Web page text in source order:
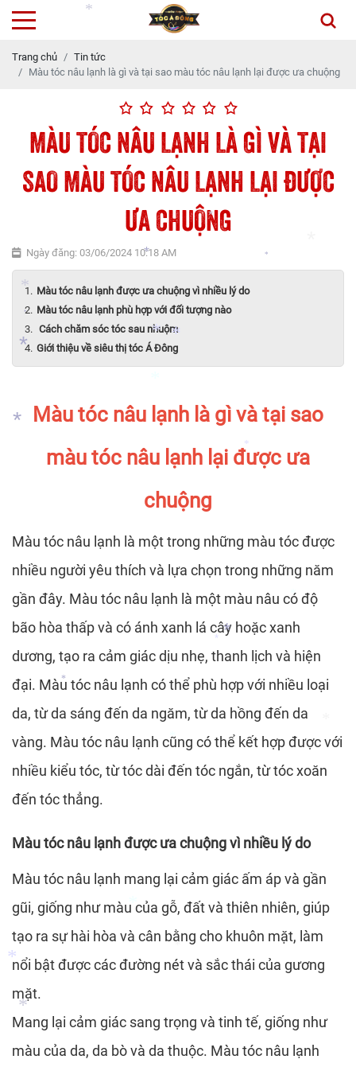
*
*
*
*
*
*
*
*
Trang chủ
Tin tức
Màu tóc nâu lạnh là gì và tại sao màu tóc nâu lạnh lại được ưa chuộng
MÀU TÓC NÂU LẠNH LÀ GÌ VÀ TẠI
SAO MÀU TÓC NÂU LẠNH LẠI ĐƯỢC
ƯA CHUỘNG
Ngày đăng: 03/06/2024 10:18 AM
Màu tóc nâu lạnh được ưa chuộng vì nhiều lý do
Màu tóc nâu lạnh phù hợp với đối tượng nào
Cách chăm sóc tóc sau nhuộm
Giới thiệu về siêu thị tóc Á Đông
Màu tóc nâu lạnh là gì và tại sao
màu tóc nâu lạnh lại được ưa
chuộng
Màu tóc nâu lạnh là một trong những màu tóc được
nhiều người yêu thích và lựa chọn trong những năm
gần đây. Màu tóc nâu lạnh là một màu nâu có độ
bão hòa thấp và có ánh xanh lá cây hoặc xanh
dương, tạo ra cảm giác dịu nhẹ, thanh lịch và hiện
đại. Màu tóc nâu lạnh có thể phù hợp với nhiều loại
da, từ da sáng đến da ngăm, từ da hồng đến da
vàng. Màu tóc nâu lạnh cũng có thể kết hợp được với
nhiều kiểu tóc, từ tóc dài đến tóc ngắn, từ tóc xoăn
đến tóc thẳng.
Màu tóc nâu lạnh được ưa chuộng vì nhiều lý do
Màu tóc nâu lạnh mang lại cảm giác ấm áp và gần
gũi, giống như màu của gỗ, đất và thiên nhiên, giúp
tạo ra sự hài hòa và cân bằng cho khuôn mặt, làm
nổi bật được các đường nét và sắc thái của gương
mặt.
Mang lại cảm giác sang trọng và tinh tế, giống như
màu của da, da bò và da thuộc. Màu tóc nâu lạnh